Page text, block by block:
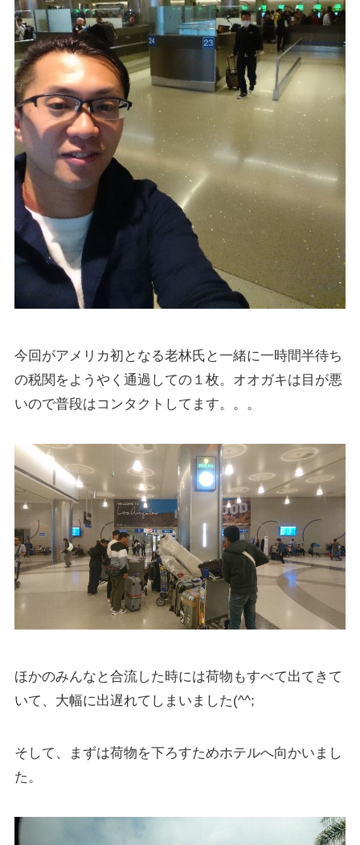
今回がアメリカ初となる老林氏と一緒に一時間半待ち
の税関をようやく通過しての１枚。オオガキは目が悪
いので普段はコンタクトしてます。。。
ほかのみんなと合流した時には荷物もすべて出てきて
いて、大幅に出遅れてしまいました(^^;
そして、まずは荷物を下ろすためホテルへ向かいまし
た。